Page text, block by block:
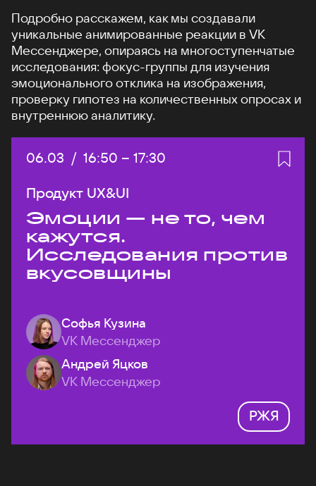
Подробно расскажем, как мы создавали
уникальные анимированные реакции в VK
Мессенджере, опираясь на многоступенчатые
исследования: фокус-группы для изучения
эмоционального отклика на изображения,
проверку гипотез на количественных опросах и
внутреннюю аналитику.
Дата:
06.03 / Начало:
16:50 – Конец:
17:30
Продукт UX&UI
Эмоции — не то, чем
кажутся.
Исследования против
вкусовщины
Софья Кузина
VK Мессенджер
Андрей Яцков
VK Мессенджер
РЖЯ